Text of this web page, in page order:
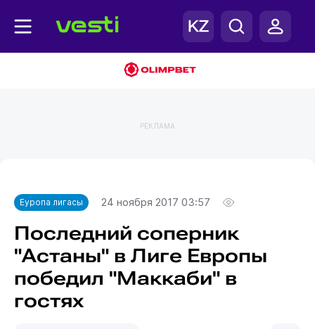
РЕКЛАМА
Еуропа лигасы 24 ноября 2017 03:57
Последний соперник
"Астаны" в Лиге Европы
победил "Маккаби" в
гостях